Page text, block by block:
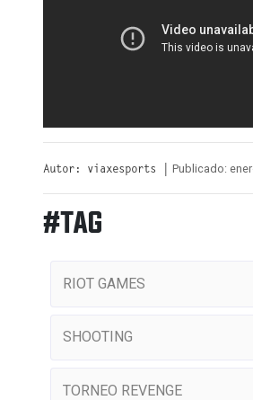
Autor: viaxesports | Publicado:
#TAG
RIOT GAMES
SHOOTING
TORNEO REVENGE